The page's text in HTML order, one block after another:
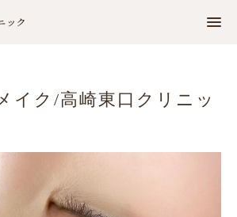
イク/高崎東口クリニッ